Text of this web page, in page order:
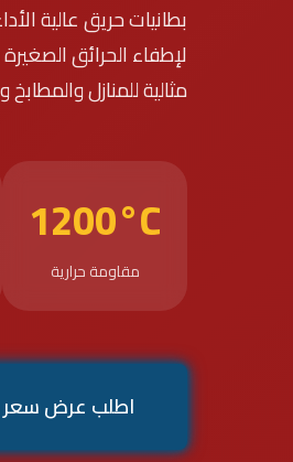
بطانيات حريق عالية
لإطفاء الحرائق
مثالية للمنازل
1200°C
مقاومة حرارية
اطلب عرض